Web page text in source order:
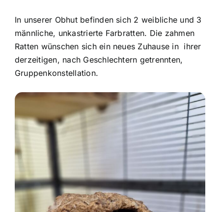
In unserer Obhut befinden sich 2 weibliche und 3
männliche, unkastrierte Farbratten. Die zahmen
Ratten wünschen sich ein neues Zuhause in ihrer
derzeitigen, nach Geschlechtern getrennten,
Gruppenkonstellation.